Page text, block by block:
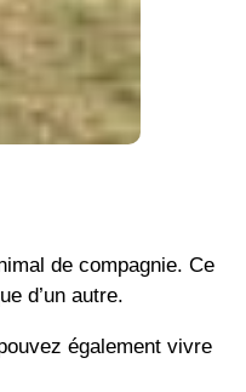
de compagnie. Ce
d’un autre.
également vivre